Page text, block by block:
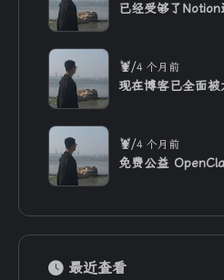
已经受够了Notion
🦞/4 个月前
现在博客已全面被
🦞/4 个月前
免费公益
最近查看